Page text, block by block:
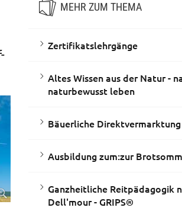
MEHR ZUM THEMA
Zertifikatslehrgänge
Altes Wissen aus der Natur -
naturbewusst leben
Bäuerliche Direktvermarktung
Ausbildung zum:zur
Ganzheitliche Reitpädagogik
Dell'mour - GRIPS®